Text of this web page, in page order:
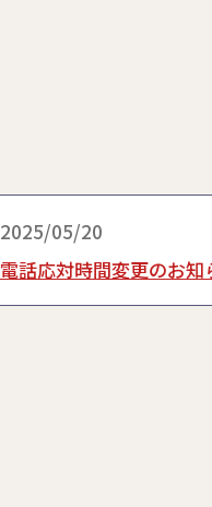
2025/05/20
電話応対時間変更のお知